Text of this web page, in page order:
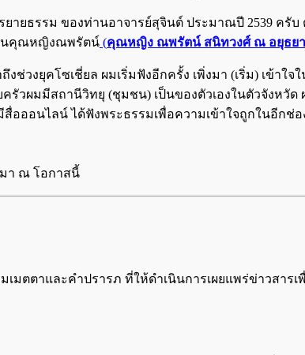
ธรรม ของท่านอาจารย์สุจินต์ ประมาณปี 2539 ครับ
านคุณหญิงณพรัตน์ (คุณหญิง ณพรัตน์ สนิทวงศ์ ณ อยุธย
วงยุคโซเชี่ยล ผมเริ่มฟังอีกครั้ง เพิ่งมา (เริ่ม) เข้าใ
วผมมีสถานีวิทยุ (ชุมชน) เป็นของตัวเองในตัวจังหวัด
อออนไลน์ ได้ฟังพระธรรมเพื่อความเข้าใจถูกในอีกช่
า ณ โอกาสนี้
ตตาและคำปรารภ ที่ให้ดำเนินการเผยแพร่ข่าวสาร